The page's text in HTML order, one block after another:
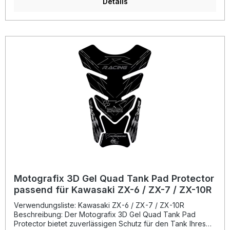
der präzisen Passform lässt sich das Tankpad einfach
Luftblasen oder Vergilbung. Motografix produziert seit 1997
hochwertige Tankpads, Numberboards und Aufkleber zu
100 % in England. Echtheit erkennen Sie an der
beiliegenden ausführlichen Montageanleitung. Vertrauen
Sie auf geprüfte Qualität – entwickelt von Bikern für Biker.
Langlebiges Strong Adhesive Vinyl mit
Temperaturbeständigkeit von -50 °C bis 110 °C 3D-Gel-
Schicht für maximalen Hochglanz und optimalen Schutz
Einfache Montage ohne Luftblasen oder Gelbstich Design
im sportlichen Race-Look Hergestellt zu 100 % in England
TT021WJ Montageanleitung
Motografix 3D Gel Quad Tank Pad Protector
passend für Kawasaki ZX-6 / ZX-7 / ZX-10R
Verwendungsliste: Kawasaki ZX-6 / ZX-7 / ZX-10R
Beschreibung: Der Motografix 3D Gel Quad Tank Pad
Protector bietet zuverlässigen Schutz für den Tank Ihres